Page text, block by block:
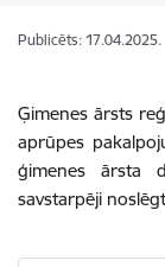
Publicēts: 17.04.2025.
Ģimenes ārsts
aprūpes
ģimenes ārsta
savstarpēji